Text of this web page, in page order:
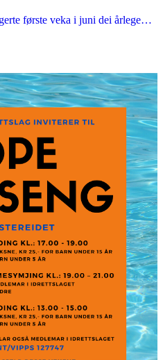
første veka i juni dei årlege…